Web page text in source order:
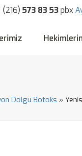
573 83 53pbx
Dolgu Botoks »